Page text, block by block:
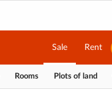
Sale Rent
Rooms Plots of land